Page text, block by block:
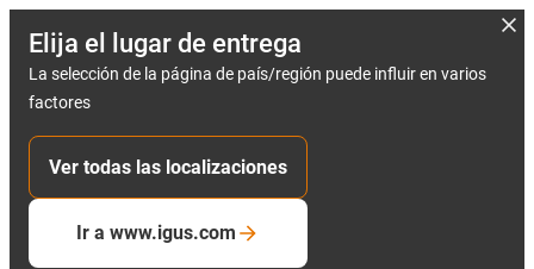
Elija el lugar de entrega
La selección de la página de país/región puede influir en varios
factores
Ver todas las localizaciones
Ir a www.igus.com